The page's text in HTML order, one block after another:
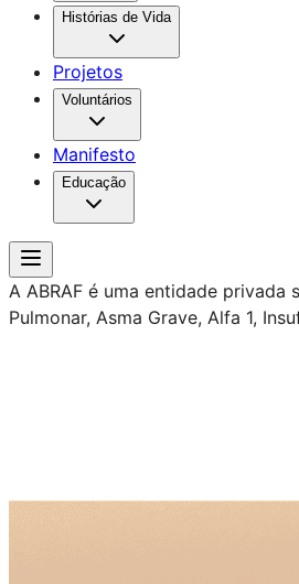
Histórias de Vida
Projetos
Voluntários
Manifesto
Educação
A ABRAF é uma entidade
Pulmonar, Asma Grave, Alfa 1,